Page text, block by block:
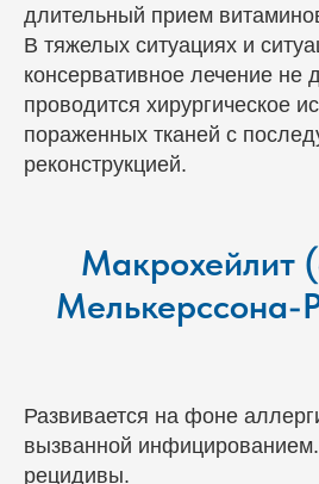
длительный прием
В тяжелых ситуациях и
консервативное лечение не
проводится хирургическое
пораженных тканей с
реконструкцией.
Макрохейлит
Мелькерссона-
Развивается на фоне
вызванной
рецидивы.